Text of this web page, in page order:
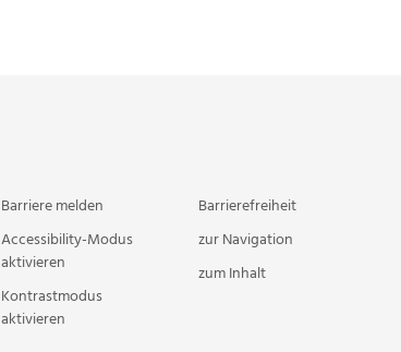
Barriere melden
Accessibility-Modus
aktivieren
Kontrastmodus
aktivieren
Barrierefreiheit
zur Navigation
zum Inhalt